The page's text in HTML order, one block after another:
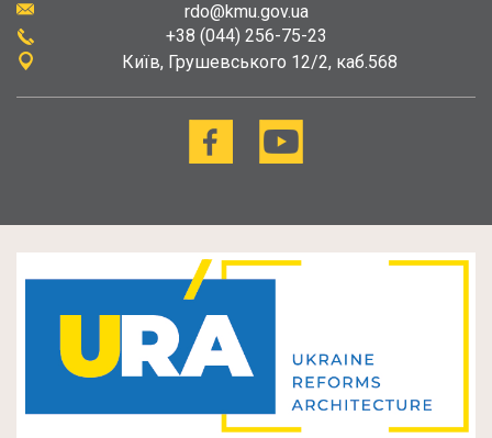
rdo@kmu.gov.ua
+38 (044) 256-75-23
Київ Грушевського 12/2, каб.568